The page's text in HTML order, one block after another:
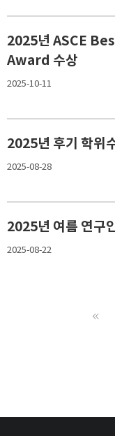
2025년 ASCE
Award 수상
2025-10-11
2025년 후기 학위
2025-08-28
2025년 여름 연구
2025-08-22